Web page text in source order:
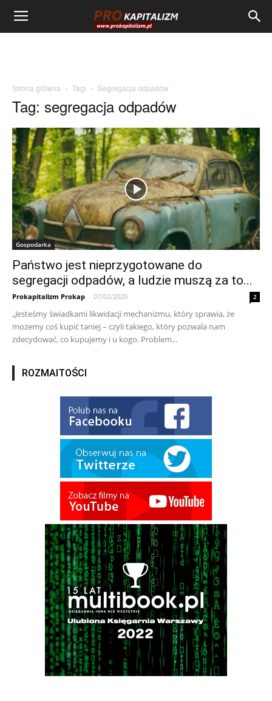
Strona główna Tagi Segregacja odpadów
Tag: segregacja odpadów
Gospodarka
Państwo jest nieprzygotowane do
segregacji odpadów, a ludzie muszą za to...
Prokapitalizm Prokap - 07/02/2020 2
„Jesteśmy świadkami likwidacji mechanizmu, który sprawia, że
możemy coś kupić taniej – czyli takiego, który pozwala nam
zdecydować, co kupujemy i u kogo. Problem...
ROZMAITOŚCI